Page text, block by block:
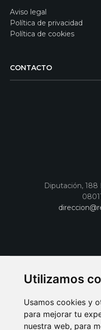
Utilizamos
Usamos cookies y
para mejorar tu
nuestra web, para
Aviso legal
Política de privacidad
Política de cookies
CONTACTO
Diputación,